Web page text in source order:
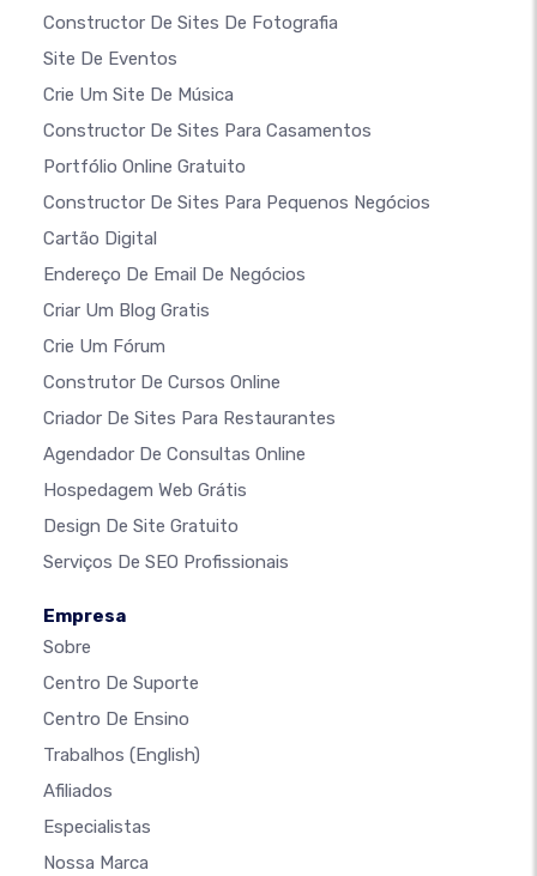
Constructor De Sites De Fotografia
Site De Eventos
Crie Um Site De Música
Constructor De Sites Para Casamentos
Portfólio Online Gratuito
Constructor De Sites Para Pequenos Negócios
Cartão Digital
Endereço De Email De Negócios
Criar Um Blog Gratis
Crie Um Fórum
Construtor De Cursos Online
Criador De Sites Para Restaurantes
Agendador De Consultas Online
Hospedagem Web Grátis
Design De Site Gratuito
Serviços De SEO Profissionais
Empresa
Sobre
Centro De Suporte
Centro De Ensino
Trabalhos (English)
Afiliados
Especialistas
Nossa Marca